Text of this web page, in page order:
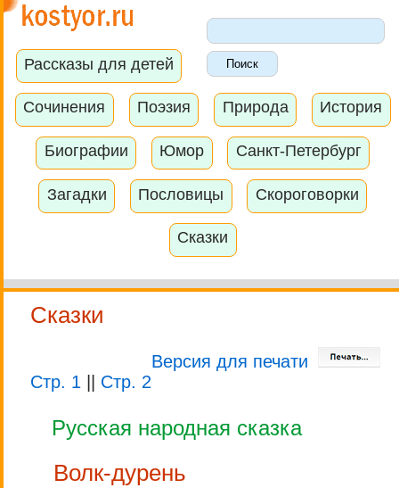
Рассказы для детей
Сочинения Поэзия Природа История
Биографии Юмор Санкт-Петербург
Загадки Пословицы Скороговорки
Сказки
Сказки
Версия для печати
Стр. 1
Стр. 2
Русская народная сказка
Волк-дурень